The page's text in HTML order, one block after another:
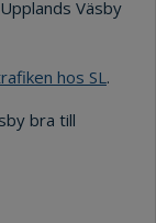
Väsby
hos SL .
bra till